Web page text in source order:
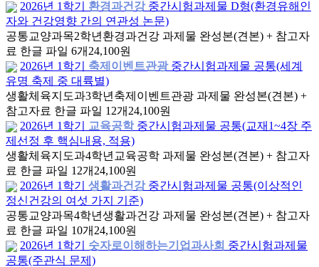
2026년 1학기
환경과건강 중간시험과제물 D형(환경유해인
자와 건강영향 간의 연관성 논문)
공통교양과목2학년 환경과건강 과제물 완성본(견본) + 참고자
료 한글 파일 6개 24,100원
2026년 1학기
축제이벤트관광 중간시험과제물 공통(세계
유명 축제 중 대륙별)
생활체육지도과3학년 축제이벤트관광 과제물 완성본(견본) +
참고자료 한글 파일 12개 24,100원
2026년 1학기
교육공학 중간시험과제물 공통(교재1~4장 주
제선정 후 핵심내용, 적용)
생활체육지도과4학년 교육공학 과제물 완성본(견본) + 참고자
료 한글 파일 12개 24,100원
2026년 1학기
생활과건강 중간시험과제물 공통(이상적인
정신건강의 여섯 가지 기준)
공통교양과목4학년생활과건강 과제물 완성본(견본) + 참고자
료 한글 파일 10개 24,100원
2026년 1학기
숫자로이해하는기업과사회 중간시험과제물
공통(주관식 문제)